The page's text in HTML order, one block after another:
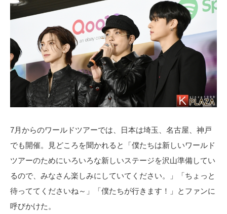
7月からのワールドツアーでは、日本は埼玉、名古屋、神戸
でも開催。見どころを聞かれると「僕たちは新しいワールド
ツアーのためにいろいろな新しいステージを沢山準備してい
るので、みなさん楽しみにしていてください。」「ちょっと
待っててくださいね～」「僕たちが行きます！」とファンに
呼びかけた。